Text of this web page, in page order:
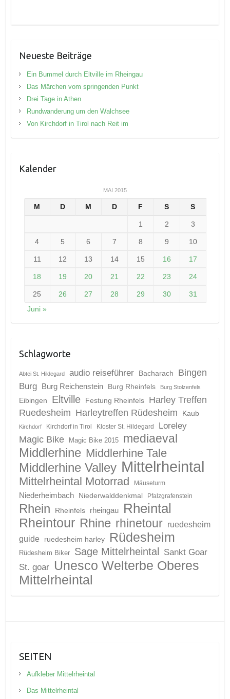
Neueste Beiträge
Ein Bummel durch Eltville im Rheingau
Das Märchen vom springenden Punkt
Drei Tage in Athen
Rundwanderung um den Walchsee
Von Kirchdorf in Tirol nach Reit im
Kalender
MAI 2015
M D M D F S S
1 2 3
4 5 6 7 8 9 10
11 12 13 14 15 16 17
18 19 20 21 22 23 24
25 26 27 28 29 30
31
Juni »
Schlagworte
Abtei St. Hildegard audio reiseführer Bacharach
Bingen
Burg
Burg Reichenstein Burg Rheinfels Burg Stolzenfels
Eibingen Eltville Festung Rheinfels
Harley Treffen
Ruedesheim Harleytreffen Rüdesheim Kaub
Kirchdorf Kirchdorf in Tirol Kloster St. Hildegard Loreley
Magic Bike Magic Bike 2015 mediaeval
Middlerhine Middlerhine Tale
Middlerhine Valley Mittelrheintal
Mittelrheintal Motorrad Mäuseturm
Niederheimbach Niederwalddenkmal Pfalzgrafenstein
Rhein Rheinfels rheingau
Rheintal
Rheintour Rhine rhinetour ruedesheim
guide
ruedesheim harley Rüdesheim
Rüdesheim Biker Sage Mittelrheintal Sankt Goar
St. goar Unesco Welterbe Oberes
Mittelrheintal
SEITEN
Aufkleber Mittelrheintal
Das Mittelrheintal